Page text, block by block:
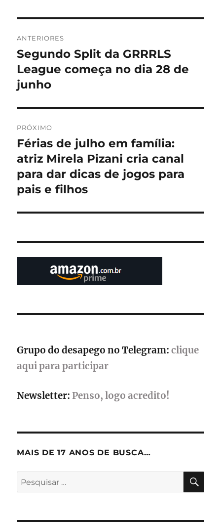
de
Post
ANTERIORES
Post
anterior:
Segundo Split da GRRRLS
League começa no dia 28 de
junho
PRÓXIMO
Próximo
post:
Férias de julho em família:
atriz Mirela Pizani cria canal
para dar dicas de jogos para
pais e filhos
Grupo do desapego no Telegram: clique
aqui para participar
Newsletter: Penso, logo acredito!
MAIS DE 17 ANOS DE BUSCA…
Pesquisar
por: